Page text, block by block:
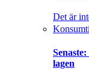
Det är
Senaste:
lagen